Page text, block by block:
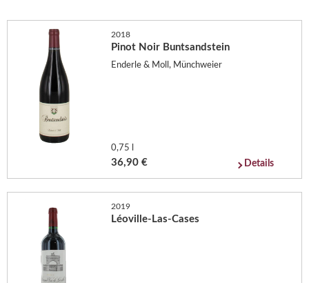
2018
Pinot Noir Buntsandstein
Enderle & Moll, Münchweier
0,75 l
36,90 € Details
2019
Léoville-Las-Cases